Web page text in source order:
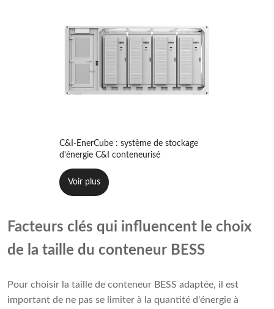
C&I-EnerCube : système de stockage
d'énergie C&I conteneurisé
Voir plus
Facteurs clés qui influencent le choix
de la taille du conteneur BESS
Pour choisir la taille de conteneur BESS adaptée, il est
important de ne pas se limiter à la quantité d'énergie à